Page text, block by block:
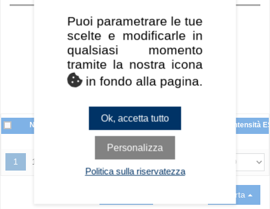
Perf MT / LT
Oneri
Gestione
Nome Valuta
Intensità
1 1 elementi
Esporta
Puoi parametrare le tue
scelte e modificarle in
qualsiasi momento
tramite la nostra icona
in fondo alla pagina.
Ok, accetta tutto
Personalizza
Politica sulla riservatezza